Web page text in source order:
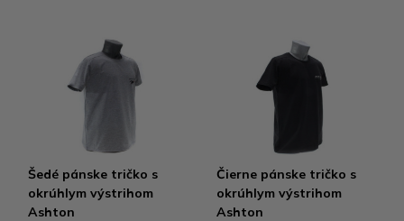
Šedé pánske tričko s
okrúhlym výstrihom
Ashton
Čierne pánske tričko s
okrúhlym výstrihom
Ashton